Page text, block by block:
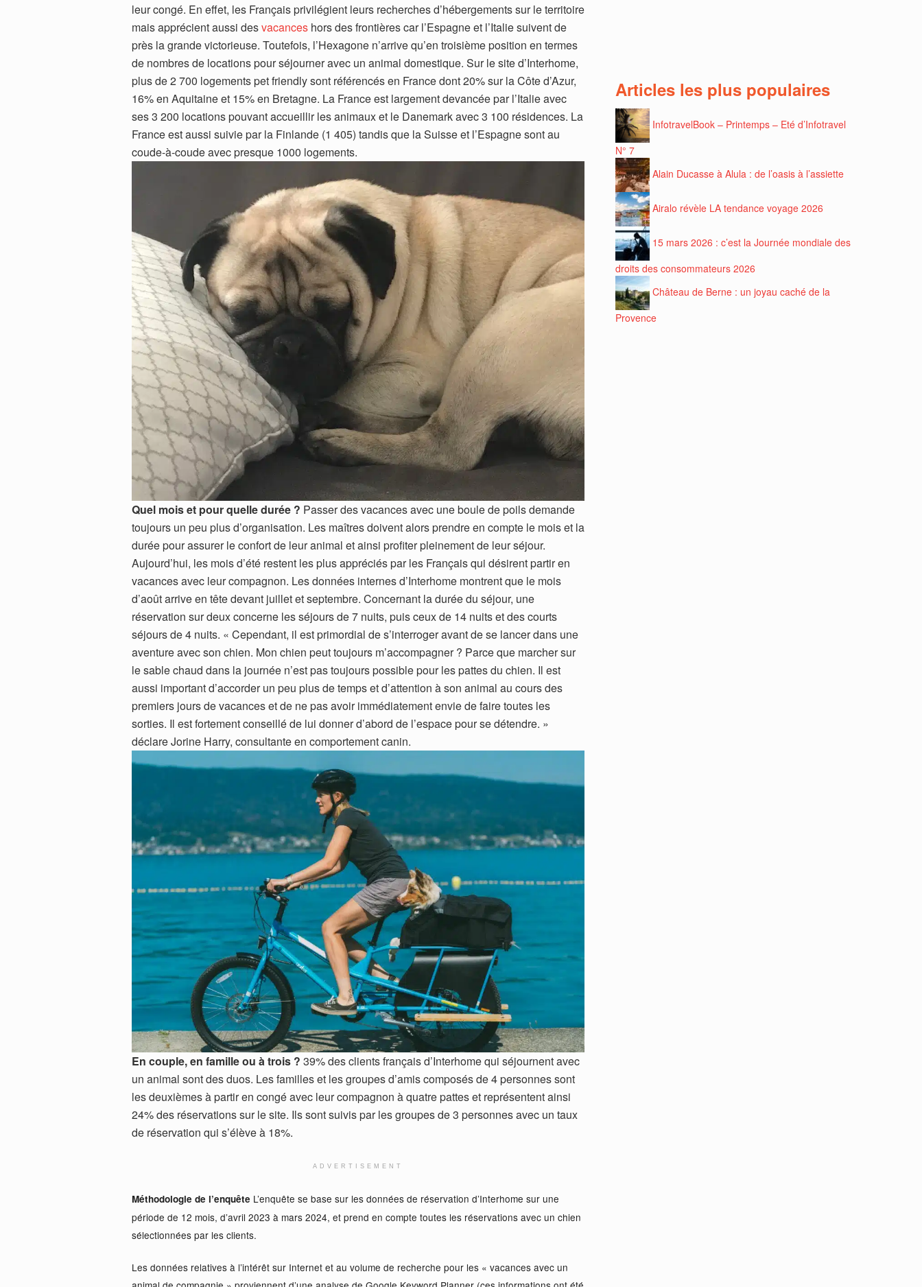
leur congé. En effet, les Français privilégient leurs recherches d’hébergements sur le territoire
mais apprécient aussi desvacances hors des frontières car l’Espagne et l’Italie suivent de
près la grande victorieuse. Toutefois, l’Hexagone n’arrive qu’en troisième position en termes
de nombres de locations pour séjourner avec un animal domestique. Sur le site d’Interhome,
plus de 2 700 logements pet friendly sont référencés en France dont 20% sur la Côte d’Azur,
16% en Aquitaine et 15% en Bretagne. La France est largement devancée par l’Italie avec
ses 3 200 locations pouvant accueillir les animaux et le Danemark avec 3 100 résidences. La
France est aussi suivie par la Finlande (1 405) tandis que la Suisse et l’Espagne sont au
coude-à-coude avec presque 1000 logements.
Quel mois et pour quelle durée ? Passer des vacances avec une boule de poils demande
toujours un peu plus d’organisation. Les maîtres doivent alors prendre en compte le mois et la
durée pour assurer le confort de leur animal et ainsi profiter pleinement de leur séjour.
Aujourd’hui, les mois d’été restent les plus appréciés par les Français qui désirent partir en
vacances avec leur compagnon. Les données internes d’Interhome montrent que le mois
d’août arrive en tête devant juillet et septembre. Concernant la durée du séjour, une
réservation sur deux concerne les séjours de 7 nuits, puis ceux de 14 nuits et des courts
séjours de 4 nuits. « Cependant, il est primordial de s’interroger avant de se lancer dans une
aventure avec son chien. Mon chien peut toujours m’accompagner ? Parce que marcher sur
le sable chaud dans la journée n’est pas toujours possible pour les pattes du chien. Il est
aussi important d’accorder un peu plus de temps et d’attention à son animal au cours des
premiers jours de vacances et de ne pas avoir immédiatement envie de faire toutes les
sorties. Il est fortement conseillé de lui donner d’abord de l’espace pour se détendre. »
déclare Jorine Harry, consultante en comportement canin.
En couple, en famille ou à trois ? 39% des clients français d’Interhome qui séjournent avec
un animal sont des duos. Les familles et les groupes d’amis composés de 4 personnes sont
les deuxièmes à partir en congé avec leur compagnon à quatre pattes et représentent ainsi
24% des réservations sur le site. Ils sont suivis par les groupes de 3 personnes avec un taux
de réservation qui s’élève à 18%.
ADVERTISEMENT
Méthodologie de l’enquête L’enquête se base sur les données de réservation d’Interhome sur une
période de 12 mois, d’avril 2023 à mars 2024, et prend en compte toutes les réservations avec un chien
sélectionnées par les clients.
Les données relatives à l’intérêt sur Internet et au volume de recherche pour les « vacances avec un
Articles les plus populaires
InfotravelBook – Printemps – Eté d’Infotravel
N° 7
Alain Ducasse à Alula : de l’oasis à l’assiette
Airalo révèle LA tendance voyage 2026
15 mars 2026 : c’est la Journée mondiale des
droits des consommateurs 2026
Château de Berne : un joyau caché de la
Provence